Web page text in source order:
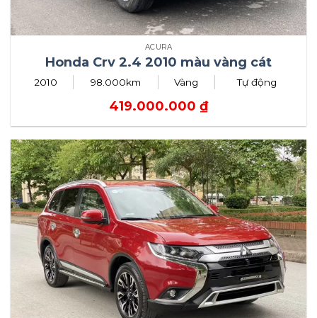
ACURA
Honda Crv 2.4 2010 màu vàng cát
2010 98.000km Vàng Tự động
419.000.000 ₫